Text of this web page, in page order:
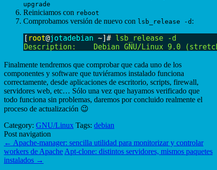
upgrade
Reiniciamos con reboot
Comprobamos versión de nuevo con lsb_release -d :
Finalmente tendremos que comprobar que cada uno de los
componentes y software que tuviéramos instalado funciona
correctamente, desde aplicaciones de escritorio, scripts, firewall,
servidores web, etc… Sólo una vez que hayamos verificado que
todo funciona sin problemas, daremos por concluido realmente el
proceso de actualización 😉
Category: GNU/Linux Tags: debian
Post navigation
← Apache-manager: sencilla utilidad para monitorizar y controlar
workers de Apache Apt-clone: distintos servidores, mismos paquetes
instalados →